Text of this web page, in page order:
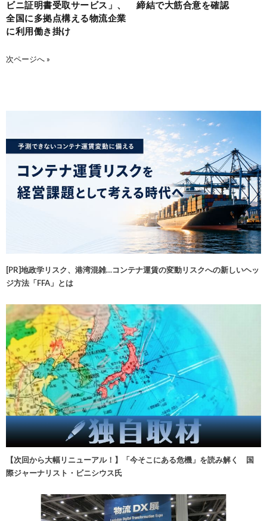
ビニ証明書受取サービス」、
全国に多拠点構える物流企業
に利用働き掛け
締結で大筋合意を確認
次ページへ »
[PR]地政学リスク、港湾混雑…コンテナ運賃の変動リスクへの新しいヘッ
ジ方法「FFA」とは
【次回から大幅リニューアル！】「今そこにある危機」を読み解く 国
際ジャーナリスト・ビニシウス氏